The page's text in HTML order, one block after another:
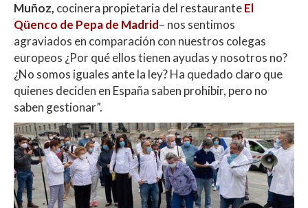
Muñoz, cocinera propietaria del restauranteEl
Qüenco de Pepa de Madrid– nos sentimos
agraviados en comparación con nuestros colegas
europeos ¿Por qué ellos tienen ayudas y nosotros no?
¿No somos iguales ante la ley? Ha quedado claro que
quienes deciden en España saben prohibir, pero no
saben gestionar”.